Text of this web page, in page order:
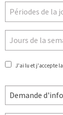
J'ai lu et j'accepte la